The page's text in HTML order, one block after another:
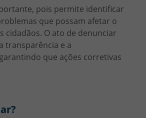
pois permite identificar
que possam afetar o
cidadãos. O ato de denunciar
transparência e a
que ações corretivas